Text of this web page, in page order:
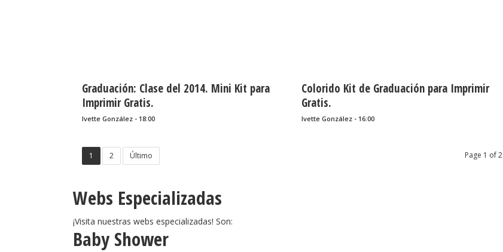
Graduación: Clase del 2014. Mini Kit para
Imprimir Gratis.
Ivette González - 18:00
Colorido Kit de Graduación para Imprimir
Gratis.
Ivette González - 16:00
Page 1 of 2
1 2 Último
Webs Especializadas
¡Visita nuestras webs especializadas! Son:
Baby Shower